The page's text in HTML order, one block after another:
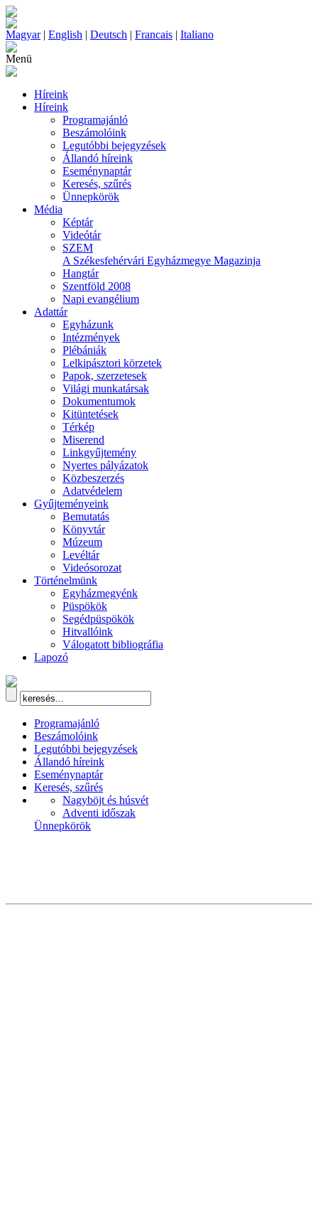
Magyar| English | Deutsch | Francais | Italiano
Menü
Híreink
Híreink
Programajánló
Beszámolóink
Legutóbbi bejegyzések
Állandó híreink
Eseménynaptár
Keresés, szűrés
Ünnepkörök
Média
Képtár
Videótár
SZEM
A Székesfehérvári Egyházmegye Magazinja
Hangtár
Szentföld 2008
Napi evangélium
Adattár
Egyházunk
Intézmények
Plébániák
Lelkipásztori körzetek
Papok, szerzetesek
Világi munkatársak
Dokumentumok
Kitüntetések
Térkép
Miserend
Linkgyűjtemény
Nyertes pályázatok
Közbeszerzés
Adatvédelem
Gyűjteményeink
Bemutatás
Könyvtár
Múzeum
Levéltár
Videósorozat
Történelmünk
Egyházmegyénk
Püspökök
Segédpüspökök
Hitvallóink
Válogatott bibliográfia
Lapozó
Programajánló
Beszámolóink
Legutóbbi bejegyzések
Állandó híreink
Eseménynaptár
Keresés, szűrés
Nagyböjt és húsvét
Adventi időszak
Ünnepkörök